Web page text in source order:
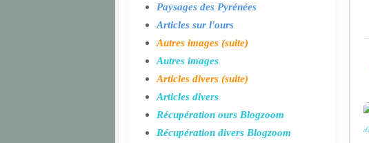
Paysages des Pyrénées
Articles sur l'ours
Autres images (suite)
Autres images
Articles divers (suite)
Articles divers
Récupération ours Blogzoom
Récupération divers Blogzoom